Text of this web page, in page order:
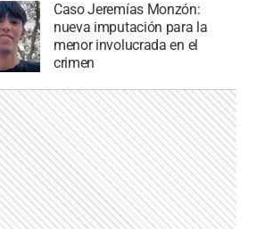
Caso Jeremías Monzón:
nueva imputación para la
menor involucrada en el
crimen